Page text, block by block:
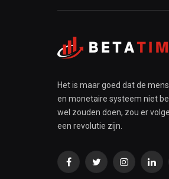
Het is maar goed dat de
en monetaire systeem niet
wel zouden doen, zou er
een revolutie zijn.
FacebookTwitterInstagram